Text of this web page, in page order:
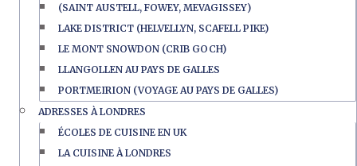
(SAINT AUSTELL, FOWEY, MEVAGISSEY)
LAKE DISTRICT (HELVELLYN, SCAFELL PIKE)
LE MONT SNOWDON (CRIB GOCH)
LLANGOLLEN AU PAYS DE GALLES
PORTMEIRION (VOYAGE AU PAYS DE GALLES)
ADRESSES À LONDRES
ÉCOLES DE CUISINE EN UK
LA CUISINE À LONDRES